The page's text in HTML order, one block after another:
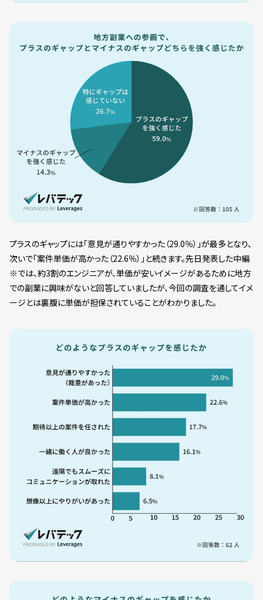
プラスのギャップには「意見が通りやすかった（29.0％）」が最多となり、
次いで「案件単価が高かった（22.6％）」と続きます。先日発表した中編
※では、約3割のエンジニアが、単価が安いイメージがあるために地方
での副業に興味がないと回答していましたが、今回の調査を通してイメ
ージとは裏腹に単価が担保されていることがわかりました。